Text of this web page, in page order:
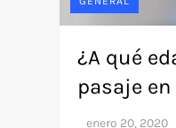
¿A qué
pasaje